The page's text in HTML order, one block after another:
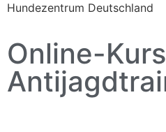
Hundezentrum Deutschland
Online-Kurs